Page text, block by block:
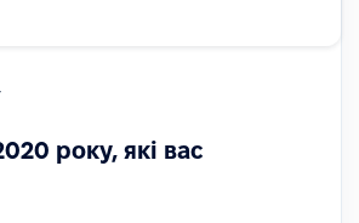
року, які вас